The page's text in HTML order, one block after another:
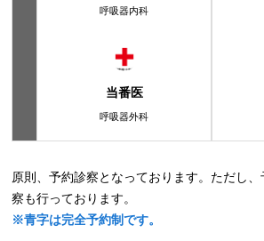
呼吸器内科
当番医
呼吸器外科
原則、予約診察となっております。ただし
察も行っております。
※青字は完全予約制です。